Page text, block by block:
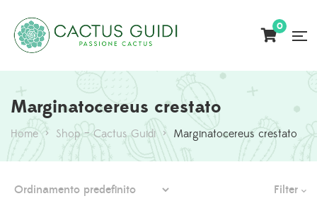
0
Marginatocereus crestato
Home > Shop – Cactus Guidi > Marginatocereus crestato
Filter